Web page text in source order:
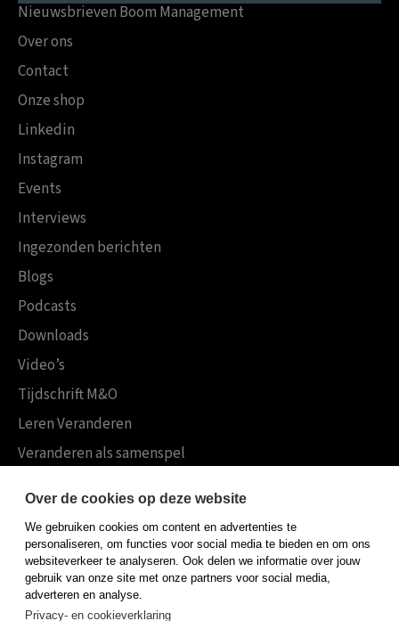
Nieuwsbrieven Boom Management
Over ons
Contact
Onze shop
Linkedin
Instagram
Events
Interviews
Ingezonden berichten
Blogs
Podcasts
Downloads
Video’s
Tijdschrift M&O
Leren Veranderen
Veranderen als samenspel
Koninklijke Boom uitgevers
Boom Psychologie
Boom Hoger Onderwijs
Over de cookies op deze website
We gebruiken cookies om content en advertenties te
personaliseren, om functies voor social media te bieden en om ons
websiteverkeer te analyseren. Ook delen we informatie over jouw
gebruik van onze site met onze partners voor social media,
adverteren en analyse.
Privacy- en cookieverklaring